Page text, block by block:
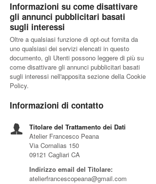
Informazioni su come disattivare
gli annunci pubblicitari basati
sugli interessi
Oltre a qualsiasi funzione di opt-out fornita da
uno qualsiasi dei servizi elencati in questo
documento, gli Utenti possono leggere di più su
come disattivare gli annunci pubblicitari basati
sugli interessi nell'apposita sezione della Cookie
Policy.
Informazioni di contatto
Titolare del Trattamento dei Dati
Atelier Francesco Peana
Via Cornalias 150
09121 Cagliari CA
Indirizzo email del Titolare:
atelierfrancescopeana@gmail.com